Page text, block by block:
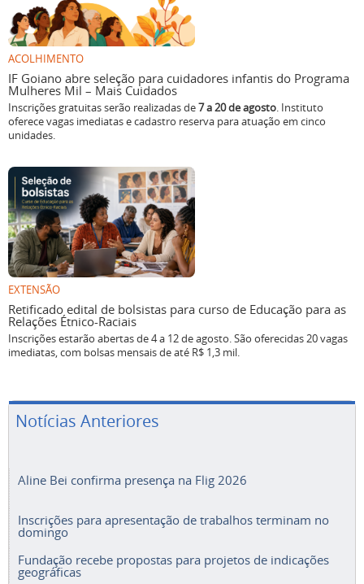
ACOLHIMENTO
IF Goiano abre seleção para cuidadores infantis do Programa
Mulheres Mil – Mais Cuidados
Inscrições gratuitas serão realizadas de7 a 20 de agosto. Instituto
oferece vagas imediatas e cadastro reserva para atuação em cinco
unidades.
EXTENSÃO
Retificado edital de bolsistas para curso de Educação para as
Relações Étnico-Raciais
Inscrições estarão abertas de 4 a 12 de agosto. São oferecidas 20 vagas
imediatas, com bolsas mensais de até R$ 1,3 mil.
Notícias Anteriores
Aline Bei confirma presença na Flig 2026
Inscrições para apresentação de trabalhos terminam no
domingo
Fundação recebe propostas para projetos de indicações
geográficas